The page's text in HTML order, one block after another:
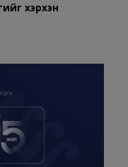
хэрхэн